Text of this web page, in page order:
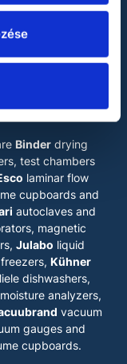
KFT.
Binder drying
test chambers
laminar flow
cupboards and
autoclaves and
magnetic
Julabo liquid
Kühner
dishwashers,
analyzers,
vacuum
gauges and
cupboards.